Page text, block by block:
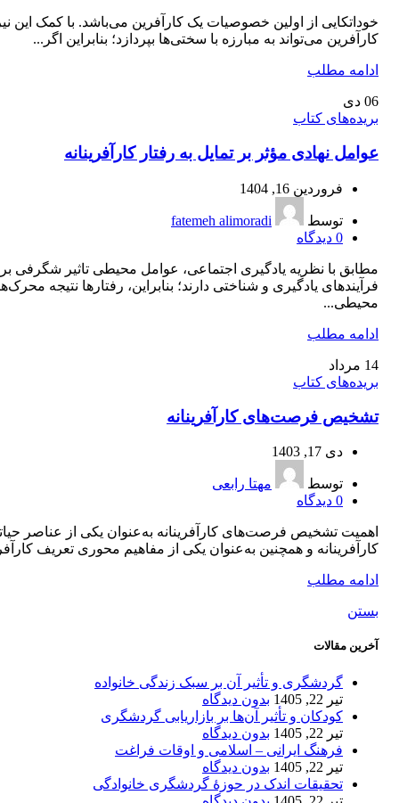
خوداتکایی از اولین خصوصیات یک کارآفرین می‌باشد. با کمک این
کارآفرین می‌تواند به مبارزه با سختی‌ها بپردازد؛ بنابراین اگر...
ادامه مطلب
06 دی
بریده‌های کتاب
عوامل نهادی مؤثر بر تمایل به رفتار کارآفرینانه
فروردین 16, 1404
توسط
fatemeh alimoradi
0 دیدگاه
مطابق با نظریه یادگیری اجتماعی، عوامل محیطی تاثیر شگرفی بر
فرآیندهای یادگیری و شناختی دارند؛ بنابراین، رفتارها نتیجه
محیطی...
ادامه مطلب
14 مرداد
بریده‌های کتاب
تشخیص فرصت‌های کارآفرینانه
دی 17, 1403
توسط
مهتا رابعی
0 دیدگاه
اهمیت تشخیص فرصت‌های کارآفرینانه به‌عنوان یکی از عناصر
کارآفرینانه و همچنین به‌عنوان یکی از مفاهیم محوری تعریف
ادامه مطلب
بستن
آخرین مقالات
گردشگری و تأثیر آن بر سبک زندگی خانواده
تیر 22, 1405
بدون دیدگاه
کودکان و تأثیر آن‌ها بر بازاریابی گردشگری
تیر 22, 1405
بدون دیدگاه
فرهنگ ایرانی – اسلامی و اوقات فراغت
تیر 22, 1405
بدون دیدگاه
تحقیقات اندک در حوزۀ گردشگری خانوادگی